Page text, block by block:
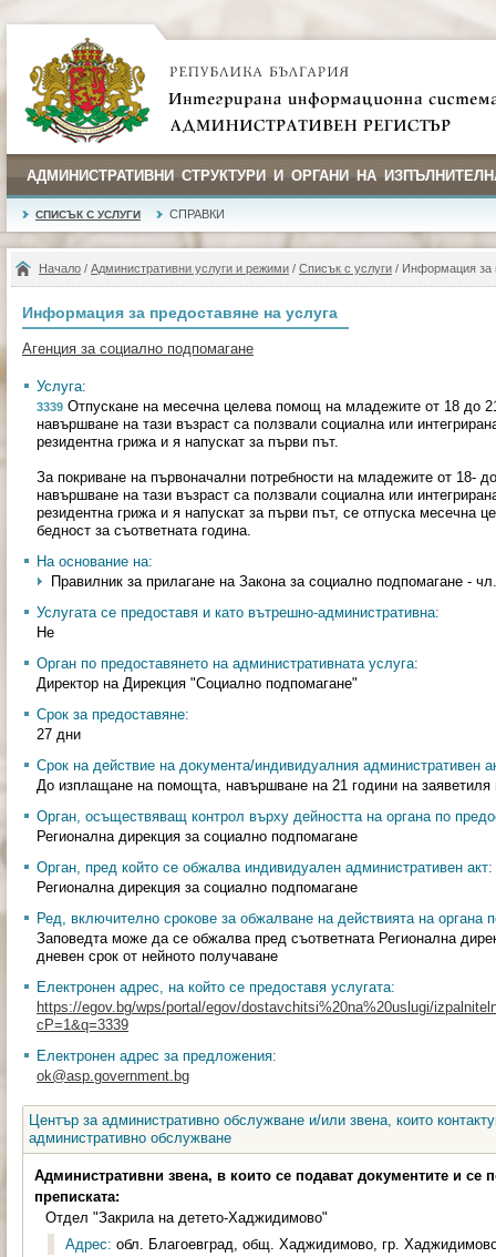
АДМИНИСТРАТИВНИ СТРУКТУРИ И ОРГАНИ НА
СПИСЪК С УСЛУГИ СПРАВКИ
Начало / Административни услуги и режими / Списък с услуги / Информация за
Информация за предоставяне на услуга
Агенция за социално подпомагане
Услуга:
3339 Отпускане на месечна целева помощ на младежите от 18 до
навършване на тази възраст са ползвали социална или
резидентна грижа и я напускат за първи път.
За покриване на първоначални потребности на младежите от 18-
навършване на тази възраст са ползвали социална или
резидентна грижа и я напускат за първи път, се отпуска месечна
бедност за съответната година.
На основание на:
Правилник за прилагане на Закона за социално подпомагане -
Услугата се предоставя и като вътрешно-административна:
Не
Орган по предоставянето на административната услуга:
Директор на Дирекция "Социално подпомагане"
Срок за предоставяне:
27 дни
Срок на действие на документа/индивидуалния административен
До изплащане на помощта, навършване на 21 години на заяветиля
Орган, осъществяващ контрол върху дейността на органа по
Регионална дирекция за социално подпомагане
Орган, пред който се обжалва индивидуален административен акт:
Регионална дирекция за социално подпомагане
Ред, включително срокове за обжалване на действията на органа
Заповедта може да се обжалва пред съответната Регионална
дневен срок от нейното получаване
Електронен адрес, на който се предоставя услугата:
https://egov.bg/wps/portal/egov/dostavchitsi%20na%20uslugi/
cP=1&q=3339
Електронен адрес за предложения:
ok@asp.government.bg
Център за административно обслужване и/или звена, които
административно обслужване
Административни звена, в които се подават документите и се
преписката:
Отдел "Закрила на детето-Хаджидимово"
Адрес: обл. Благоевград, общ. Хаджидимово, гр.